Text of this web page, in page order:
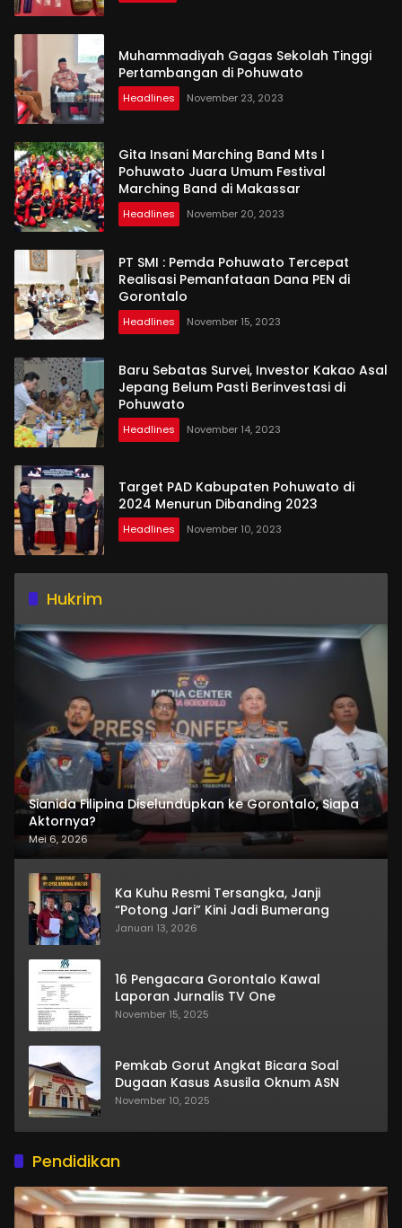
Muhammadiyah Gagas Sekolah Tinggi
Pertambangan di Pohuwato
Headlines November 23, 2023
Gita Insani Marching Band Mts I
Pohuwato Juara Umum Festival
Marching Band di Makassar
Headlines November 20, 2023
PT SMI : Pemda Pohuwato Tercepat
Realisasi Pemanfataan Dana PEN di
Gorontalo
Headlines November 15, 2023
Baru Sebatas Survei, Investor Kakao Asal
Jepang Belum Pasti Berinvestasi di
Pohuwato
Headlines November 14, 2023
Target PAD Kabupaten Pohuwato di
2024 Menurun Dibanding 2023
Headlines November 10, 2023
Hukrim
Sianida Filipina Diselundupkan ke Gorontalo, Siapa
Aktornya?
Mei 6, 2026
Ka Kuhu Resmi Tersangka, Janji
“Potong Jari” Kini Jadi Bumerang
Januari 13, 2026
16 Pengacara Gorontalo Kawal
Laporan Jurnalis TV One
November 15, 2025
Pemkab Gorut Angkat Bicara Soal
Dugaan Kasus Asusila Oknum ASN
November 10, 2025
Pendidikan